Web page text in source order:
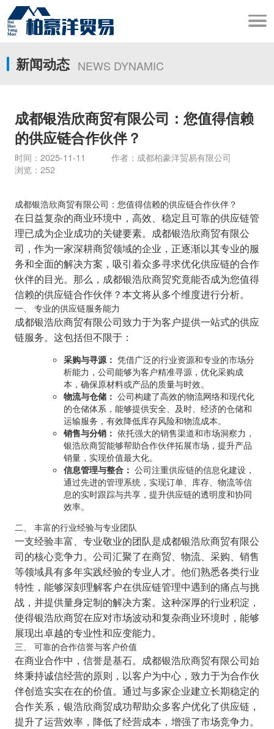
新闻动态 NEWS DYNAMIC
成都银浩欣商贸有限公司：您值得信赖
的供应链合作伙伴？
时间：2025-11-11 作者：成都柏豪洋贸易有限公司
浏览：252
成都银浩欣商贸有限公司：您值得信赖的供应链合作伙伴？
在日益复杂的商业环境中，高效、稳定且可靠的供应链管
理已成为企业成功的关键要素。成都银浩欣商贸有限公
司，作为一家深耕商贸领域的企业，正逐渐以其专业的服
务和全面的解决方案，吸引着众多寻求优化供应链的合作
伙伴的目光。那么，成都银浩欣商贸究竟能否成为您值得
信赖的供应链合作伙伴？本文将从多个维度进行分析。
一、 专业的供应链服务能力
成都银浩欣商贸有限公司致力于为客户提供一站式的供应
链服务。这包括但不限于：
采购与寻源： 凭借广泛的行业资源和专业的市场分
析能力，公司能够为客户精准寻源，优化采购成
本，确保原材料或产品的质量与时效。
物流与仓储： 公司构建了高效的物流网络和现代化
的仓储体系，能够提供安全、及时、经济的仓储和
运输服务，有效降低库存风险和物流成本。
销售与分销： 依托强大的销售渠道和市场洞察力，
银浩欣商贸能够帮助合作伙伴拓展市场，提升产品
销量，实现价值最大化。
信息管理与整合： 公司注重供应链的信息化建设，
通过先进的管理系统，实现订单、库存、物流等信
息的实时跟踪与共享，提升供应链的透明度和协同
效率。
二、 丰富的行业经验与专业团队
一支经验丰富、专业敬业的团队是成都银浩欣商贸有限公
司的核心竞争力。公司汇聚了在商贸、物流、采购、销售
等领域具有多年实践经验的专业人才。他们熟悉各类行业
特性，能够深刻理解客户在供应链管理中遇到的痛点与挑
战，并提供量身定制的解决方案。这种深厚的行业积淀，
使得银浩欣商贸在应对市场波动和复杂商业环境时，能够
展现出卓越的专业性和应变能力。
三、 可靠的合作信誉与客户价值
在商业合作中，信誉是基石。成都银浩欣商贸有限公司始
终秉持诚信经营的原则，以客户为中心，致力于为合作伙
伴创造实实在在的价值。通过与多家企业建立长期稳定的
合作关系，银浩欣商贸成功帮助众多客户优化了供应链，
提升了运营效率，降低了经营成本，增强了市场竞争力。